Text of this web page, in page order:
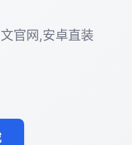
官网,安卓直装